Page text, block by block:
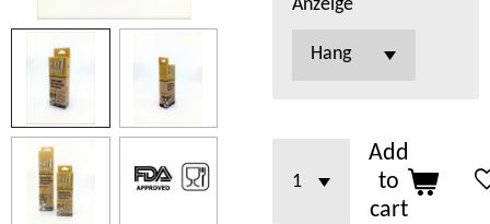
Anzeige
Add
to
cart